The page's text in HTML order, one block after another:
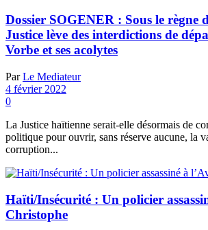
Dossier SOGENER : Sous le règne
Justice lève des interdictions de
Vorbe et ses acolytes
Par Le Mediateur
4 février 2022
0
La Justice haïtienne serait-elle désormais de
politique pour ouvrir, sans réserve aucune, la
corruption...
Haïti/Insécurité : Un policier
Christophe